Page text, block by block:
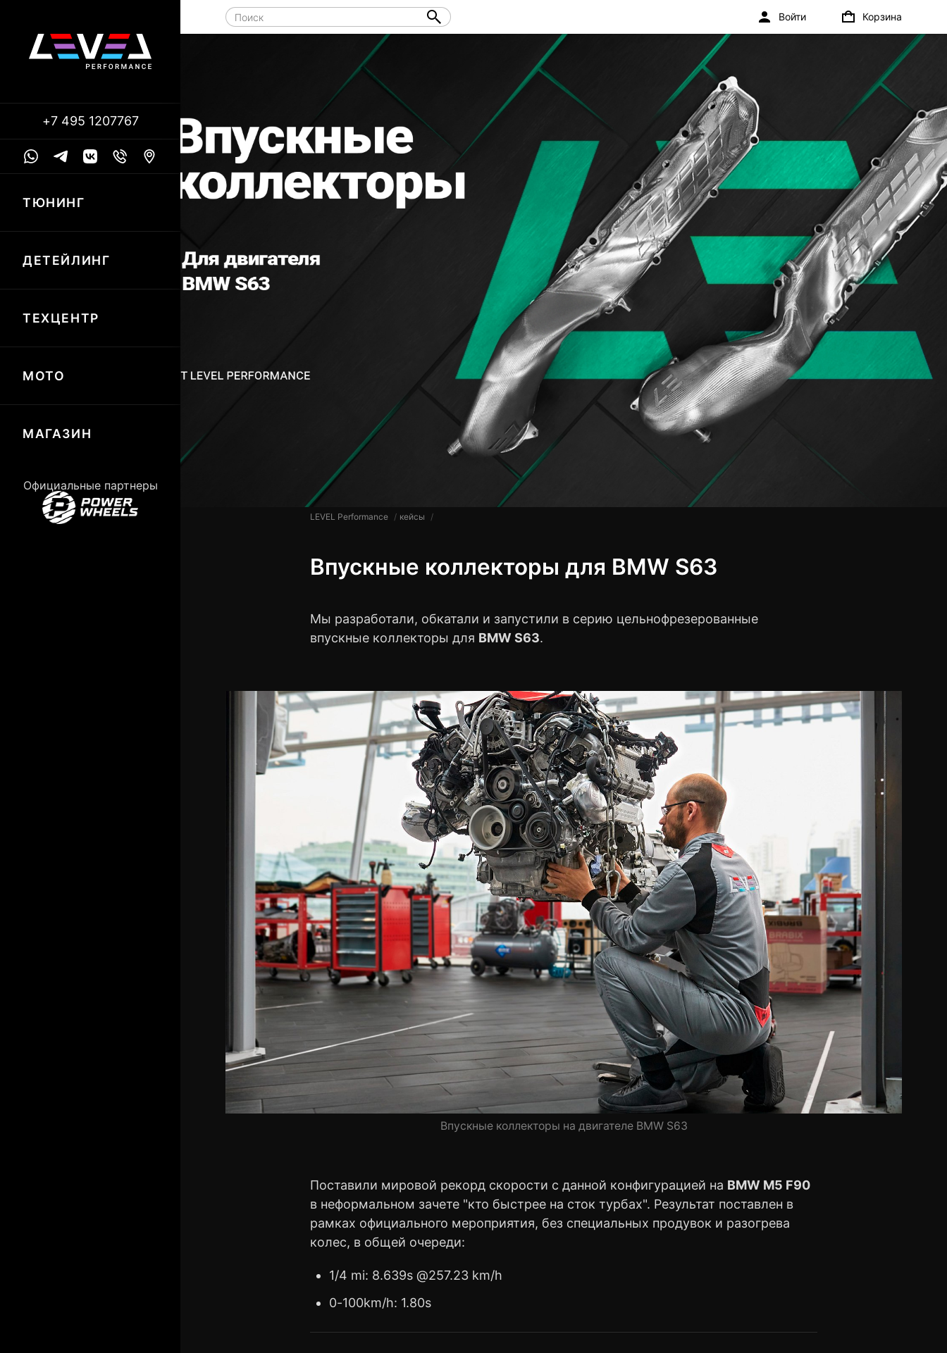
LEVEL Performance кейсы
Впускные коллекторы для BMW S63
Мы разработали, обкатали и запустили в серию цельнофрезерованные
впускные коллекторы для BMW S63.
Впускные коллекторы на двигателе BMW S63
Поставили мировой рекорд скорости с данной конфигурацией на BMW M5 F90
в неформальном зачете "кто быстрее на сток турбах". Результат поставлен в
рамках официального мероприятия, без специальных продувок и разогрева
колес, в общей очереди:
1/4 mi: 8.639s @257.23 km/h
0-100km/h: 1.80s
+7 495 1207767
ТЮНИНГ
ДЕТЕЙЛИНГ
ТЕХЦЕНТР
МОТО
МАГАЗИН
Официальные партнеры
Войти Корзина